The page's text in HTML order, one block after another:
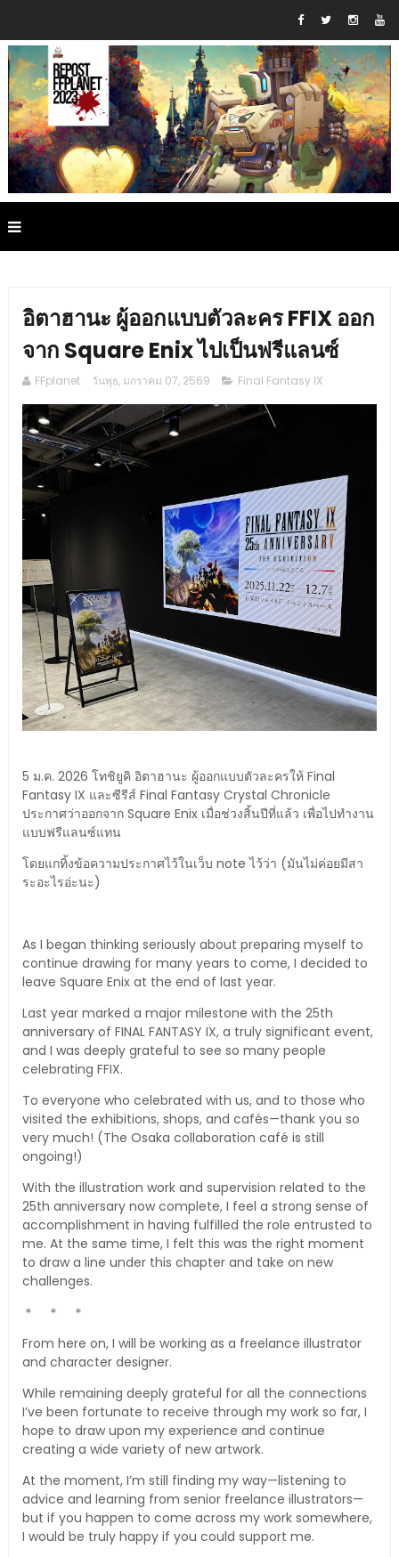
อิตาฮานะ ผู้ออกแบบตัวละคร FFIX ออก
จาก Square Enix ไปเป็นฟรีแลนซ์
FFplanet วันพุธ, มกราคม 07, 2569 Final Fantasy IX
5 ม.ค. 2026 โทชิยูคิ อิตาฮานะ ผู้ออกแบบตัวละครให้ Final
Fantasy IX และซีรีส์ Final Fantasy Crystal Chronicle
ประกาศว่าออกจาก Square Enix เมื่อช่วงสิ้นปีที่แล้ว เพื่อไปทำงาน
แบบฟรีแลนซ์แทน
โดยแกทิ้งข้อความประกาศไว้ในเว็บ note ไว้ว่า (มันไม่ค่อยมีสา
ระอะไรอ่ะนะ)
As I began thinking seriously about preparing myself to
continue drawing for many years to come, I decided to
leave Square Enix at the end of last year.
Last year marked a major milestone with the 25th
anniversary of FINAL FANTASY IX, a truly significant event,
and I was deeply grateful to see so many people
celebrating FFIX.
To everyone who celebrated with us, and to those who
visited the exhibitions, shops, and cafés—thank you so
very much! (The Osaka collaboration café is still
ongoing!)
With the illustration work and supervision related to the
25th anniversary now complete, I feel a strong sense of
accomplishment in having fulfilled the role entrusted to
me. At the same time, I felt this was the right moment
to draw a line under this chapter and take on new
challenges.
＊ ＊ ＊
From here on, I will be working as a freelance illustrator
and character designer.
While remaining deeply grateful for all the connections
I’ve been fortunate to receive through my work so far, I
hope to draw upon my experience and continue
creating a wide variety of new artwork.
At the moment, I’m still finding my way—listening to
advice and learning from senior freelance illustrators—
but if you happen to come across my work somewhere,
I would be truly happy if you could support me.